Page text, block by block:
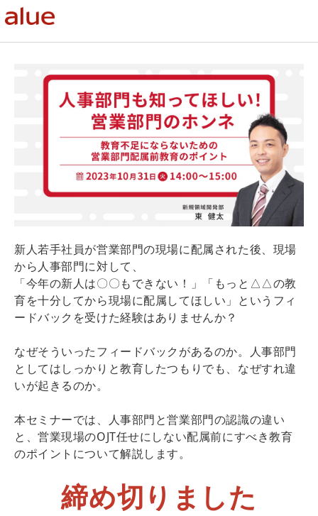
新人若手社員が営業部門の現場に配属された後、現場
から人事部門に対して、
「今年の新人は〇〇もできない！」「もっと△△の教
育を十分してから現場に配属してほしい」というフィ
ードバックを受けた経験はありませんか？
なぜそういったフィードバックがあるのか。人事部門
としてはしっかりと教育したつもりでも、なぜすれ違
いが起きるのか。
本セミナーでは、人事部門と営業部門の認識の違い
と、営業現場のOJT任せにしない配属前にすべき教育
のポイントについて解説します。
締め切りました